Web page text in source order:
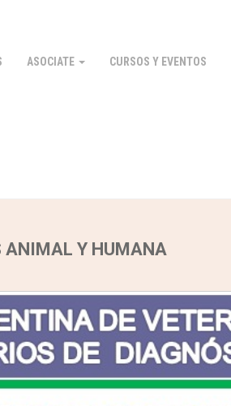
ASOCIATE CURSOS Y EVENTOS
ANIMAL Y HUMANA